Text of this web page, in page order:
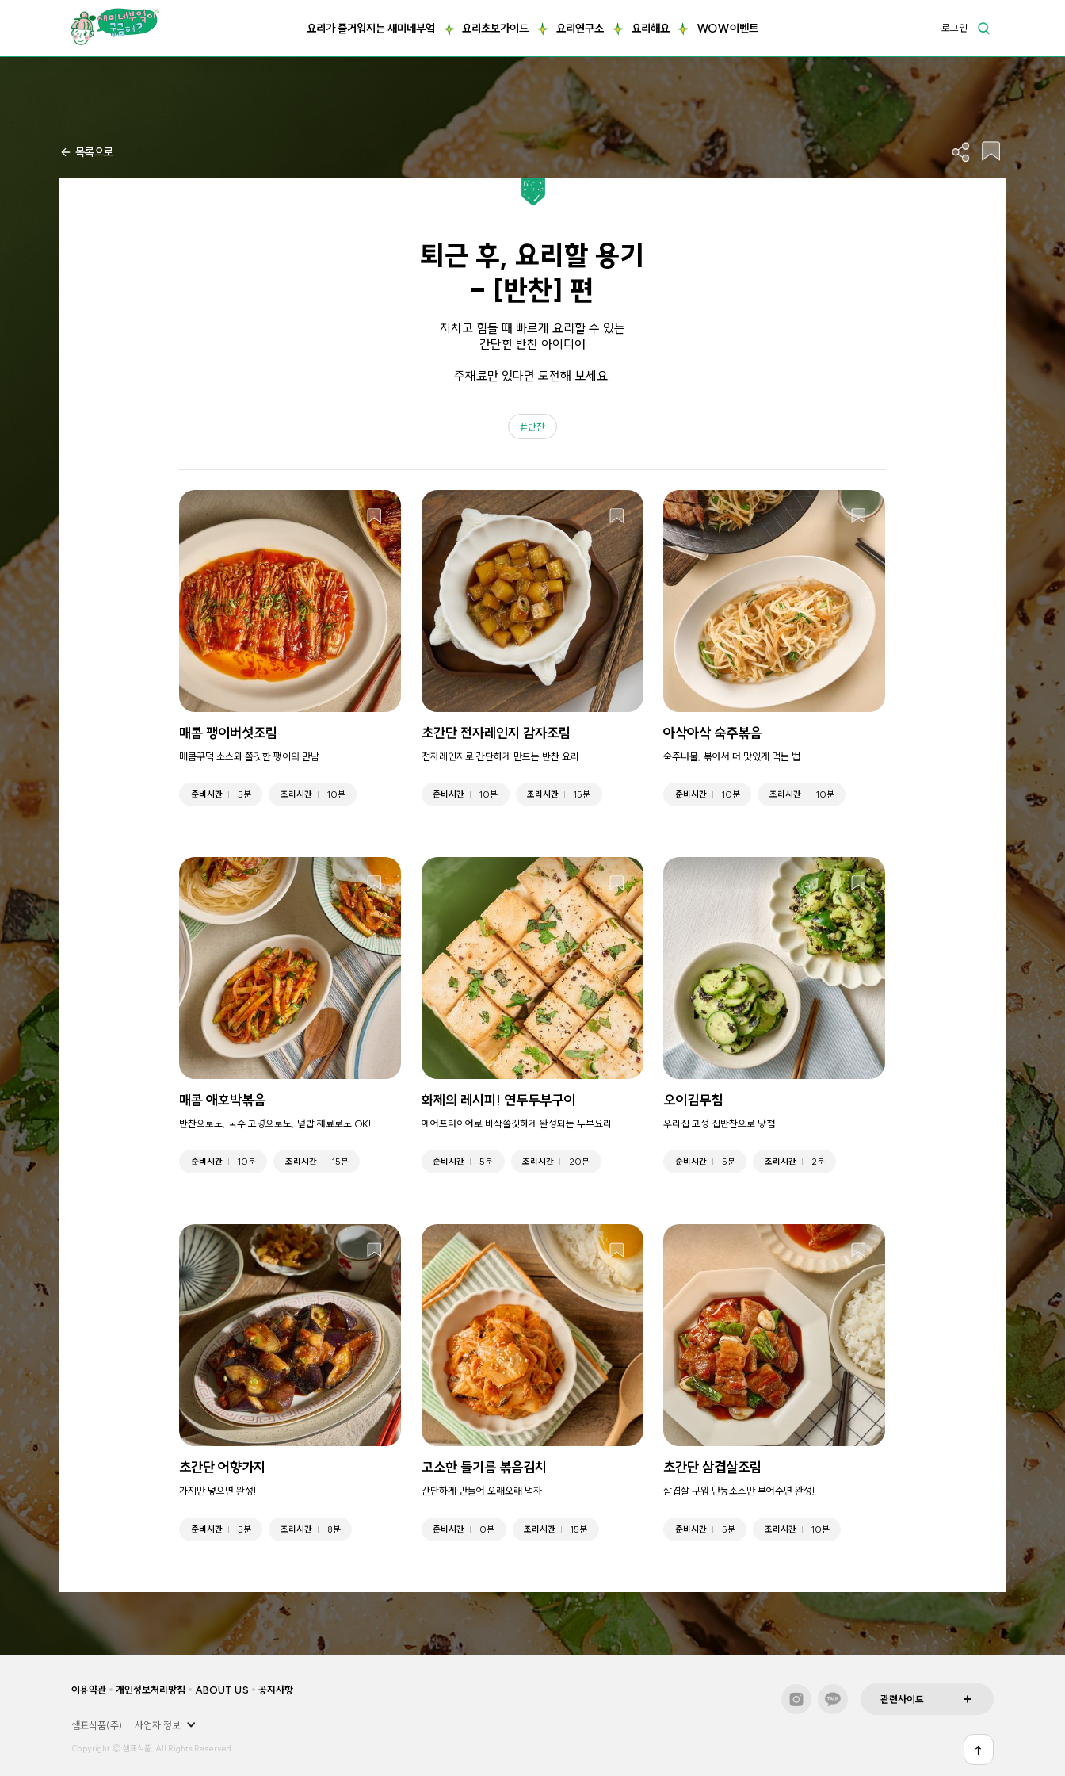
요리가 즐거워지는 새미네부엌 요리초보가이드 요리연구소 요리해요 WOW이벤트 로그인
목록으로
퇴근 후, 요리할 용기
- [반찬] 편
지치고 힘들 때 빠르게 요리할 수 있는
간단한 반찬 아이디어
주재료만 있다면 도전해 보세요.
반찬
매콤 팽이버섯조림
매콤꾸덕 소스와 쫄깃한 팽이의 만남
준비시간 5분 조리시간 10분
초간단 전자레인지 감자조림
전자레인지로 간단하게 만드는 반찬 요리
준비시간 10분 조리시간 15분
아삭아삭 숙주볶음
숙주나물, 볶아서 더 맛있게 먹는 법
준비시간 10분 조리시간 10분
매콤 애호박볶음
반찬으로도, 국수 고명으로도, 덮밥 재료로도 OK!
준비시간 10분 조리시간 15분
화제의 레시피! 연두두부구이
에어프라이어로 바삭쫄깃하게 완성되는 두부요리
준비시간 5분 조리시간 20분
오이김무침
우리집 고정 집반찬으로 당첨
준비시간 5분 조리시간 2분
초간단 어향가지
가지만 넣으면 완성!
준비시간 5분 조리시간 8분
고소한 들기름 볶음김치
간단하게 만들어 오래오래 먹자
준비시간 0분 조리시간 15분
초간단 삼겹살조림
삼겹살 구워 만능소스만 부어주면 완성!
준비시간 5분 조리시간 10분
이용약관 개인정보처리방침 ABOUT US 공지사항
샘표식품(주) 사업자 정보
Copyright © 샘표식품, All Rights Reserved.
관련사이트